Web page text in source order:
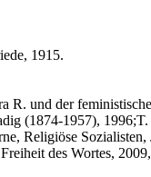
1915.
R. und der
(1874-1957),
Religiöse
des Wortes,